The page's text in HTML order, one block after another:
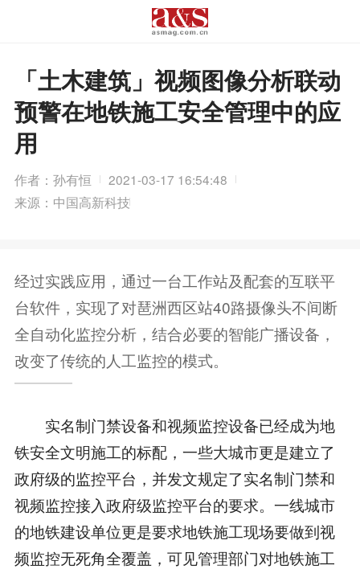
「土木建筑」视频图像分析联动
预警在地铁施工安全管理中的应
用
作者：孙有恒
2021-03-17 16:54:48
来源：中国高新科技
经过实践应用，通过一台工作站及配套的互联平
台软件，实现了对琶洲西区站40路摄像头不间断
全自动化监控分析，结合必要的智能广播设备，
改变了传统的人工监控的模式。
实名制门禁设备和视频监控设备已经成为地
铁安全文明施工的标配，一些大城市更是建立了
政府级的监控平台，并发文规定了实名制门禁和
视频监控接入政府级监控平台的要求。一线城市
的地铁建设单位更是要求地铁施工现场要做到视
频监控无死角全覆盖，可见管理部门对地铁施工